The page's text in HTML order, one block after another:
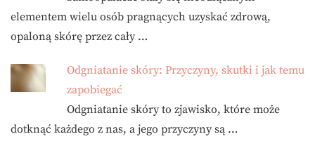
elementem wielu osób pragnących uzyskać zdrową,
opaloną skórę przez cały …
Odgniatanie skóry: Przyczyny, skutki i jak temu
zapobiegać
Odgniatanie skóry to zjawisko, które może
dotknąć każdego z nas, a jego przyczyny są …